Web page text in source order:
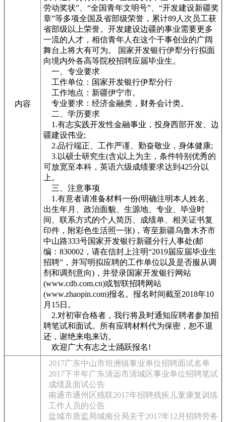
内容
劳动奖状”、“全国青年文明号”、“开发建设新疆奖
章”等多项全国及省部级荣誉，累计89人次员工获
省部级以上荣誉。开发建设边疆的事业需要更多
一流的人才，相信青年人在这个干事创业的广阔
舞台上将大有可为。 国家开发银行伊犁分行拟面
向境内外各高等院校招聘应届毕业生。
一、专业要求
工作单位：国家开发银行伊犁分行
工作地点：新疆伊宁市。
专业要求：经济金融类，财务会计类。
二、学历要求
1.有志实践开发性金融事业，投身西部开发、边
疆建设伟业;
2.品行端正、工作严谨、勤奋敬业，身体健康;
3.以硕士研究生(含)以上为主，条件特别优秀的
可放宽至本科，英语六级成绩要求达到425分以
上。
三、注意事项
1.有意者请准备材料一份(明确注明本人姓名、
出生年月、政治面貌、生源地、专业、毕业时
间、联系方式的个人简历、成绩单、相关证书复
印件，附彩色生活照一张)，寄至新疆乌鲁木齐市
中山路333号国家开发银行新疆分行人事处(邮
编：830002，请在信封上注明“2019届应届毕业生
招聘”，并写明拟应聘的工作单位以及是否服从调
剂和调剂意向)，并登录国家开发银行网站
(www.cdb.com.cn)或智联招聘网站
(www.zhaopin.com)报名。报名时间截至2018年10
月15日。
2.对初审合格者，我行将及时通知应聘者参加招
聘笔试和面试。所有应聘材料代为保密，恕不退
还，谢绝来电来访。
欢迎广大有志之士踊跃报名!
2017广东中山市坦洲镇事业单位招聘面试名单
2017下半年广东清远市清城区事业单位招聘笔试
成绩及面试公告
南通市通州区残联2017年招聘残疾儿童康复训练
工作人员的公告
盐城市质监局城南分局关于2017年12月招聘劳务